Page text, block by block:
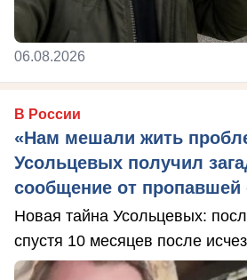
06.08.2026
В России
«Нам мешали жить
Усольцевых получил
сообщение от пропавшей
Новая тайна Усольцевых:
спустя 10 месяцев после